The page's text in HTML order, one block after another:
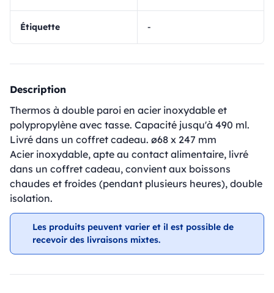
Étiquette -
Description
Thermos à double paroi en acier inoxydable et
polypropylène avec tasse. Capacité jusqu'à 490 ml.
Livré dans un coffret cadeau. ø68 x 247 mm
Acier inoxydable, apte au contact alimentaire, livré
dans un coffret cadeau, convient aux boissons
chaudes et froides (pendant plusieurs heures), double
isolation.
Les produits peuvent varier et il est possible de
recevoir des livraisons mixtes.